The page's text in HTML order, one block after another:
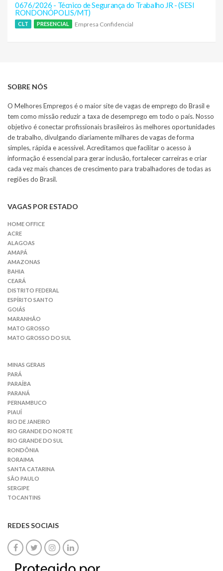
0676/2026 - Técnico de Segurança do Trabalho JR - (SESI
RONDONÓPOLIS/MT)
CLT PRESENCIAL Empresa Confidencial
SOBRE NÓS
O Melhores Empregos é o maior site de vagas de emprego do Brasil e
tem como missão reduzir a taxa de desemprego em todo o país. Nosso
objetivo é conectar profissionais brasileiros às melhores oportunidades
de trabalho, divulgando diariamente milhares de vagas de forma
simples, rápida e acessível. Acreditamos que facilitar o acesso à
informação é essencial para gerar inclusão, fortalecer carreiras e criar
cada vez mais chances de crescimento para trabalhadores de todas as
regiões do Brasil.
VAGAS POR ESTADO
HOME OFFICE
ACRE
ALAGOAS
AMAPÁ
AMAZONAS
BAHIA
CEARÁ
DISTRITO FEDERAL
ESPÍRITO SANTO
GOIÁS
MARANHÃO
MATO GROSSO
MATO GROSSO DO SUL
MINAS GERAIS
PARÁ
PARAÍBA
PARANÁ
PERNAMBUCO
PIAUÍ
RIO DE JANEIRO
RIO GRANDE DO NORTE
RIO GRANDE DO SUL
RONDÔNIA
RORAIMA
SANTA CATARINA
SÃO PAULO
SERGIPE
TOCANTINS
REDES SOCIAIS